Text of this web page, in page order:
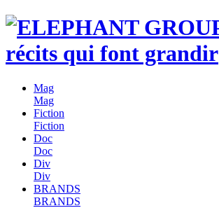
récits qui font grandir
Mag
Mag
Fiction
Fiction
Doc
Doc
Div
Div
BRANDS
BRANDS